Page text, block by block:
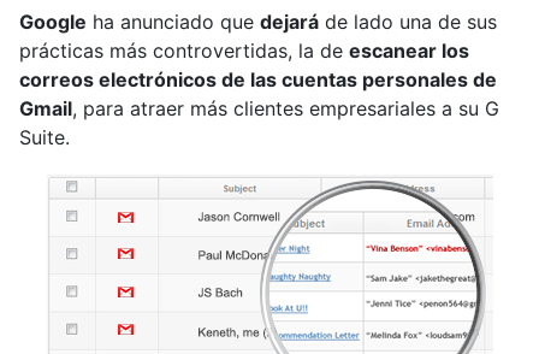
Google ha anunciado que dejará de lado una de sus
prácticas más controvertidas, la de escanear los
correos electrónicos de las cuentas personales de
Gmail, para atraer más clientes empresariales a su G
Suite.